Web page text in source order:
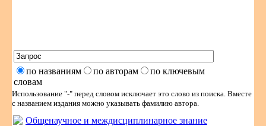
по названиям по авторам
по ключевым
словам
Использование "-" перед словом исключает это слово из поиска. Вместе
с названием издания можно указывать фамилию автора.
Общенаучное и междисциплинарное знание